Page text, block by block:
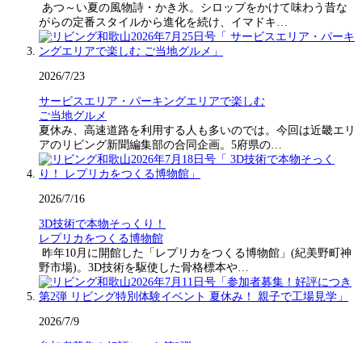
あつ～い夏の風物詩・かき氷。シロップをかけて味わう昔な
がらの定番スタイルから進化を続け、イマドキ…
2026/7/23
サービスエリア・パーキングエリアで楽しむ
ご当地グルメ
夏休み、高速道路を利用する人も多いのでは。今回は近畿エリ
アのリビング新聞編集部の合同企画。5府県の…
2026/7/16
3D技術で本物そっくり！
レプリカをつくる博物館
昨年10月に開館した「レプリカをつくる博物館」(紀美野町神
野市場)。3D技術を駆使した骨格標本や…
2026/7/9